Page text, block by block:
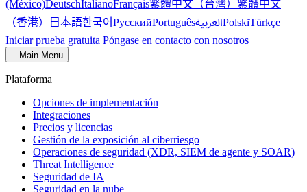
(México)DeutschItalianoFrançais
（香港） 日本語한국어РусскийPortuguêsالعربيةPolskiTürkçe
Iniciar prueba gratuita Póngase en contacto con nosotros
Main Menu
Plataforma
Opciones de implementación
Integraciones
Precios y licencias
Gestión de la exposición al ciberriesgo
Operaciones de seguridad (XDR, SIEM de agente y SOAR)
Threat Intelligence
Seguridad de IA
Seguridad en la nube